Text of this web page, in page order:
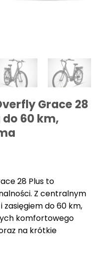
Grace 28
do 60 km,
28 Plus to
Z centralnym
zasięgiem do 60 km,
komfortowego
na krótkie
28 Plus – 9,6 Ah,